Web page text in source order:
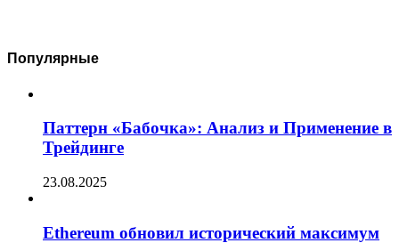
Популярные
Паттерн «Бабочка»: Анализ и Применение в
Трейдинге
23.08.2025
Ethereum обновил исторический максимум